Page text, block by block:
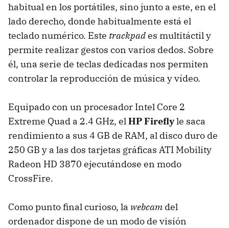
habitual en los portátiles, sino junto a este, en el
lado derecho, donde habitualmente está el
teclado numérico. Este trackpades multitáctil y
permite realizar gestos con varios dedos. Sobre
él, una serie de teclas dedicadas nos permiten
controlar la reproducción de música y vídeo.
Equipado con un procesador Intel Core 2
Extreme Quad a 2.4 GHz, elHP Fireflyle saca
rendimiento a sus 4 GB de RAM, al disco duro de
250 GB y a las dos tarjetas gráficas ATI Mobility
Radeon HD 3870 ejecutándose en modo
CrossFire.
Como punto final curioso, la webcam del
ordenador dispone de un modo de visión